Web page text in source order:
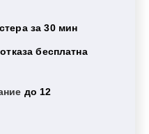
за 30 мин
бесплатна
до 12